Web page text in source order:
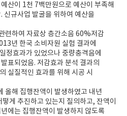
산이 1천 7백만원으로 예산이 부족해
신규사업 발굴을 위하여 예산을
련하여 자료상 층간소음 60%저감
년 한국 소비자원 실험 결과에
정효과가 있었으나 중량충격음에
표되었음. 저감효과 분석 결과의
실질적인 효과를 위해 시공 시
올해 집행잔액이 발생하였고 내년
게 추진하고 있는지 질의하고, 잔액이
에는 집행잔액이 발생하지 않도록